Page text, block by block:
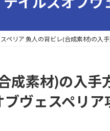
ペリア 魚人の背ビレ(合成素材)の入
成素材)の入手
ヴェスペリア